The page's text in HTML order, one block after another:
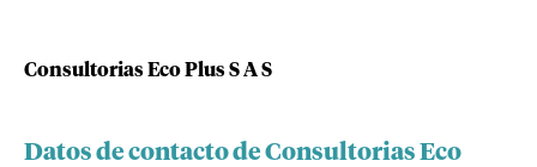
Consultorias Eco Plus S A S
Datos de contacto de Consultorias Eco